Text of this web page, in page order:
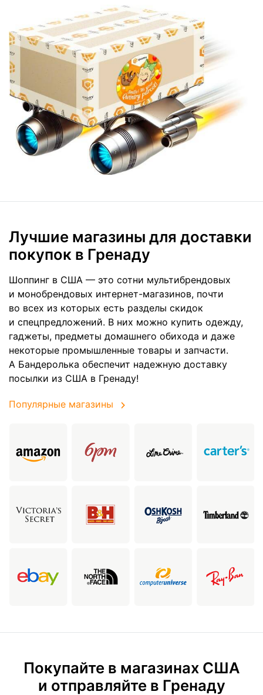
Лучшие магазины для доставки
покупок в Гренаду
Шоппинг в США — это сотни мультибрендовых
и монобрендовых интернет-магазинов, почти
во всех из которых есть разделы скидок
и спецпредложений. В них можно купить одежду,
гаджеты, предметы домашнего обихода и даже
некоторые промышленные товары и запчасти.
А Бандеролька обеспечит надежную доставку
посылки из США в Гренаду!
Популярные магазины
Покупайте в магазинах США
и отправляйте в Гренаду